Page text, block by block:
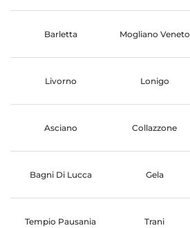
Barletta Mogliano Veneto
Livorno Lonigo
Asciano Collazzone
Bagni Di Lucca Gela
Tempio Pausania Trani